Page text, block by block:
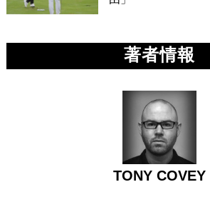
著者情報
TONY COVEY